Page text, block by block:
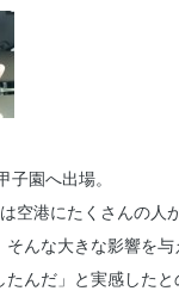
園へ出場。
空港にたくさんの人
んな大きな影響を与
んだ」と実感したと